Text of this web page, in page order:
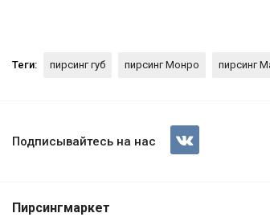
Теги: пирсинг губ пирсинг Монро пирсинг
Интернал-лабрета
Подписывайтесь на нас
Пирсингмаркет